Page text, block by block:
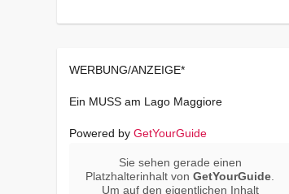
WERBUNG/ANZEIGE*
Ein MUSS am Lago Maggiore
Powered by GetYourGuide
Sie sehen gerade einen
Platzhalterinhalt vonGetYourGuide
Um auf den eigentlichen Inhalt